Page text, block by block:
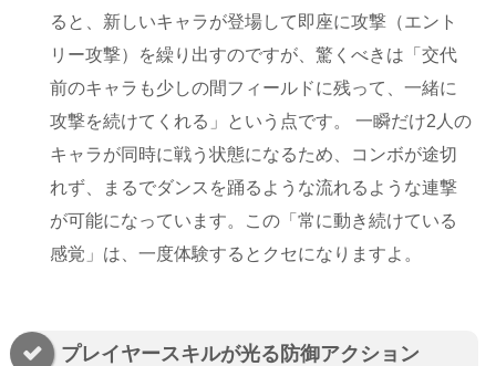
ると、新しいキャラが登場して即座に攻撃（エント
リー攻撃）を繰り出すのですが、驚くべきは「交代
前のキャラも少しの間フィールドに残って、一緒に
攻撃を続けてくれる」という点です。 一瞬だけ2人の
キャラが同時に戦う状態になるため、コンボが途切
れず、まるでダンスを踊るような流れるような連撃
が可能になっています。この「常に動き続けている
感覚」は、一度体験するとクセになりますよ。
プレイヤースキルが光る防御アクション